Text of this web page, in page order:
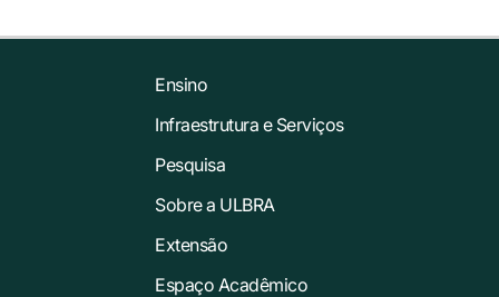
Ensino
Infraestrutura e Serviços
Pesquisa
Sobre a ULBRA
Extensão
Espaço Acadêmico